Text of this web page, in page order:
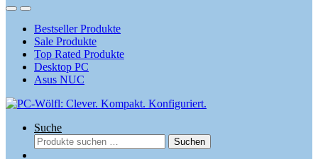
OpenClose
Bestseller Produkte
Sale Produkte
Top Rated Produkte
Desktop PC
Asus NUC
Suche
Suchen
nach:
Suchen